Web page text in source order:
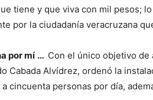
tiene y que viva con mil pesos;
por la ciudadanía veracruzana
por mí … Con el único objetivo
Cabada Alvídrez, ordenó la
cincuenta personas por día,